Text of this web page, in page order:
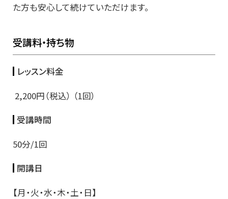
た方も安心して続けていただけます。
受講料・持ち物
レッスン料金
2,200円（税込） （1回）
受講時間
50分/1回
開講日
【月・火・水・木・土・日】